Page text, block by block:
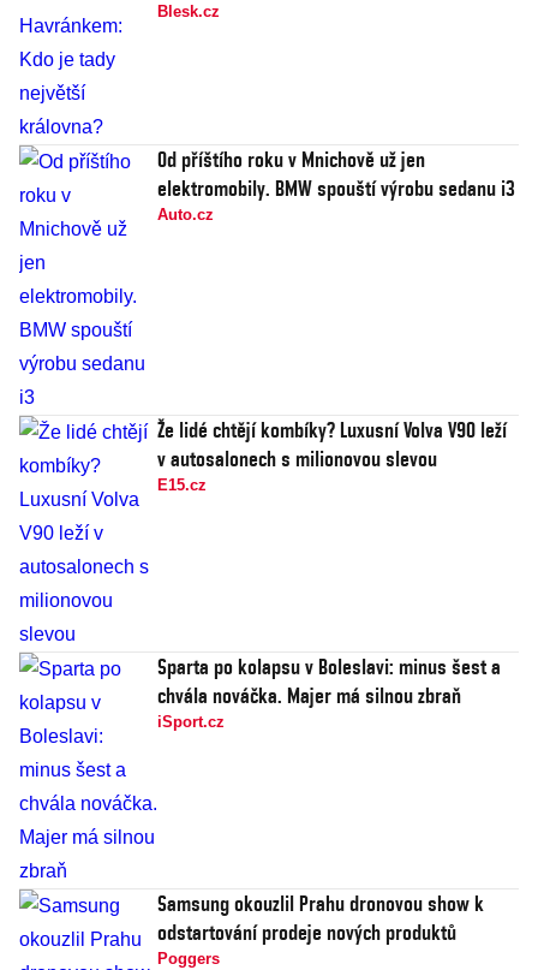
Blesk.cz
Od příštího roku v Mnichově už jen
elektromobily. BMW spouští výrobu sedanu i3
Auto.cz
Že lidé chtějí kombíky? Luxusní Volva V90 leží
v autosalonech s milionovou slevou
E15.cz
Sparta po kolapsu v Boleslavi: minus šest a
chvála nováčka. Majer má silnou zbraň
iSport.cz
Samsung okouzlil Prahu dronovou show k
odstartování prodeje nových produktů
Poggers